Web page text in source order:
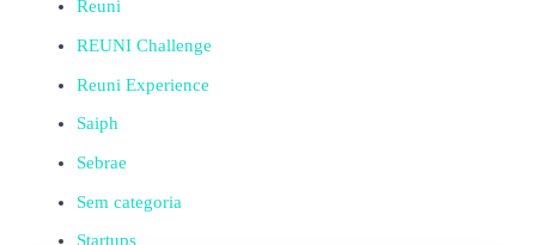
Reuni
REUNI Challenge
Reuni Experience
Saiph
Sebrae
Sem categoria
Startups